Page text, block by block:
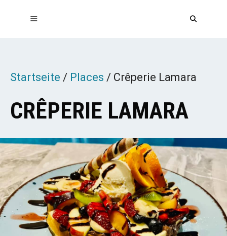
Startseite / Places / Crêperie Lamara
CRÊPERIE LAMARA